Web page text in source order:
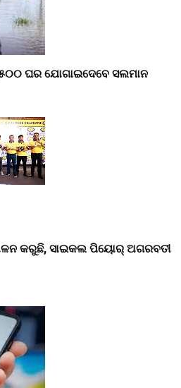
ଘର ଯୋଗାଇଦେବେ ସଲମାନ
କରୁଛି, ସାଇକଲ ପିୟୋର୍‌ ଅଗରବତୀ